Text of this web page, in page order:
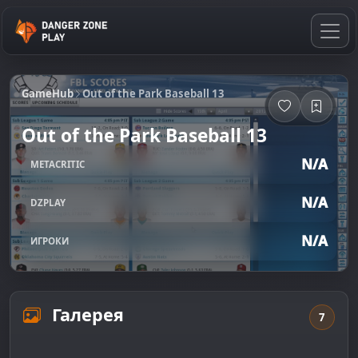
GameHub Out of the Park Baseball 13
Out of the Park Baseball 13
METACRITIC N/A
DZPLAY N/A
ИГРОКИ N/A
Галерея 7